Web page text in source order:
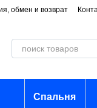
обмен и возврат
Спальня